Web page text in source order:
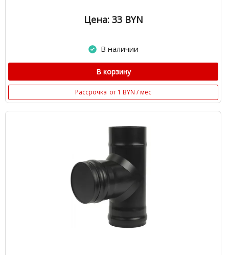
Цена: 33 BYN
В наличии
В корзину
Рассрочка от 1 BYN / мес